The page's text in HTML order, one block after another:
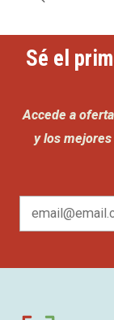
Sé el
Accede a
y los